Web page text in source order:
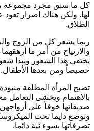
ما سبق مجرد مجموعة
ولكن هناك اضرار تعود
يشعر كل من الزوج
من أمر ما
هذا الشعور ويبدا
ومن بعدها الأطفال.
المرأة المطلقة
ويخشى التعامل
خوفاً على أزواجهن
دايما تحت
بسوء نية دائما.